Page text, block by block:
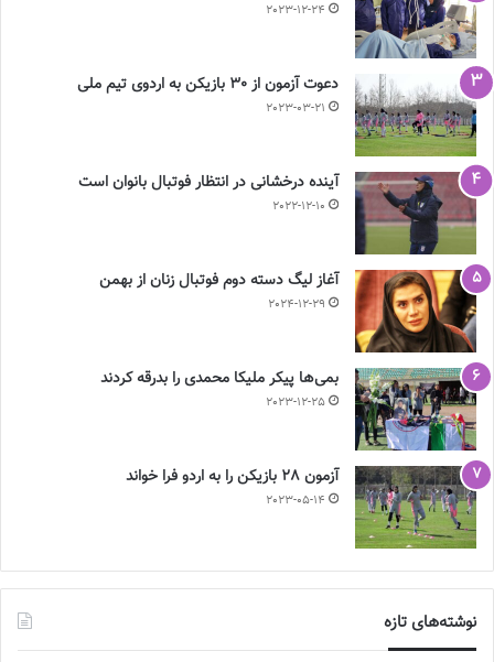
2023-12-24
دعوت آزمون از 30 بازیکن به اردوی تیم ملی
2023-03-21
آینده درخشانی در انتظار فوتبال بانوان است
2022-12-10
آغاز لیگ دسته دوم فوتبال زنان از بهمن
2024-12-29
بمی‌ها پیکر ملیکا محمدی را بدرقه کردند
2023-12-25
آزمون 28 بازیکن را به اردو فرا خواند
2023-05-14
نوشته‌های تازه